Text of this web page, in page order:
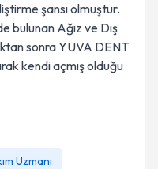
şansı olmuştur.
bulunan Ağız ve Diş
sonra YUVA DENT
kendi açmış olduğu
Uzmanı